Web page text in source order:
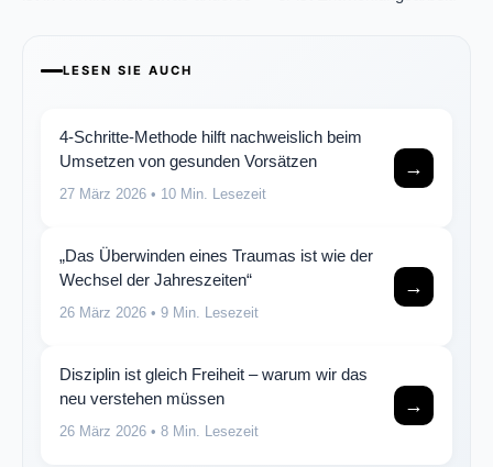
LESEN SIE AUCH
4-Schritte-Methode hilft nachweislich beim
Umsetzen von gesunden Vorsätzen
27 März 2026 • 10 Min. Lesezeit
→
„Das Überwinden eines Traumas ist wie der
Wechsel der Jahreszeiten“
26 März 2026 • 9 Min. Lesezeit
→
Disziplin ist gleich Freiheit – warum wir das
neu verstehen müssen
26 März 2026 • 8 Min. Lesezeit
→